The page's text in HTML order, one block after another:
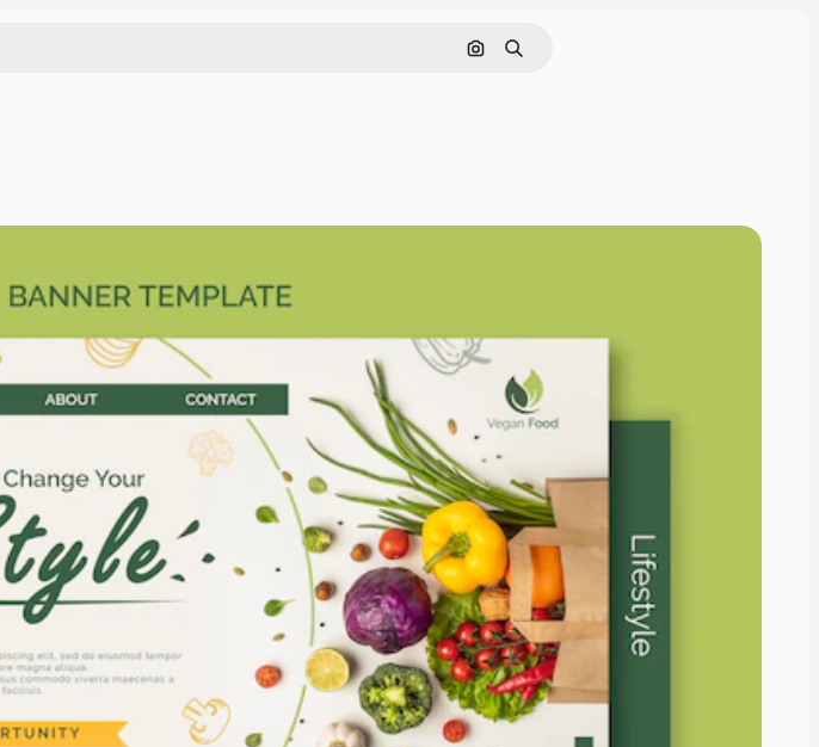
Cerca per immagine
Ricerca